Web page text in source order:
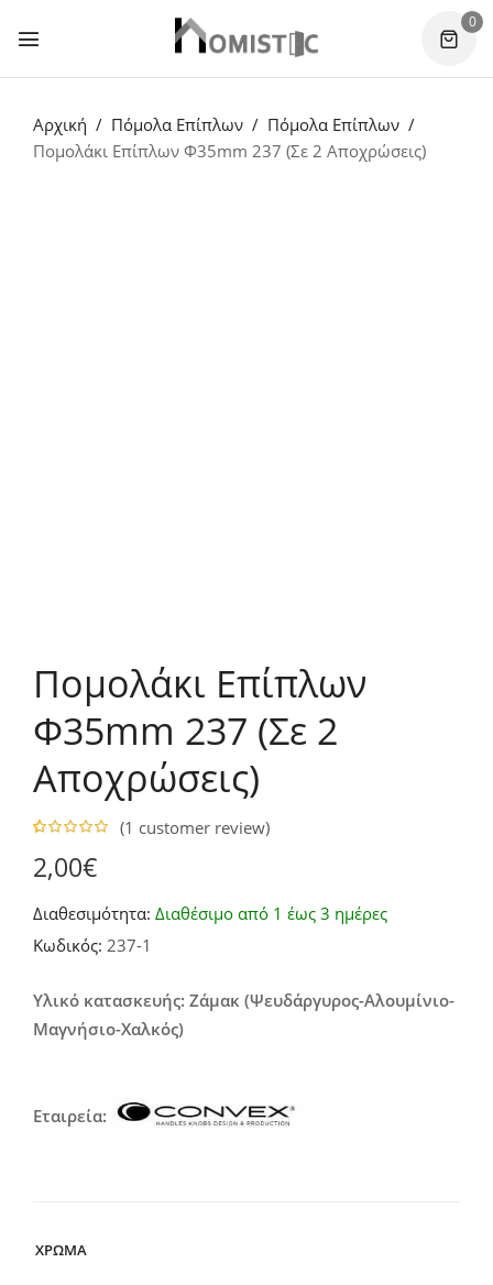
0
Αρχική Πόμολα Επίπλων
Πόμολα Επίπλων
Πομολάκι Επίπλων Φ35mm 237 (Σε 2 Αποχρώσεις)
Πομολάκι Επίπλων
Φ35mm 237 (Σε 2
Αποχρώσεις)
based on
customer
(1 customer review)
2,00€
Διαθεσιμότητα: Διαθέσιμο από 1 έως 3 ημέρες
Κωδικός: 237-1
Υλικό κατασκευής: Ζάμακ (Ψευδάργυρος-Αλουμίνιο-
Μαγνήσιο-Χαλκός)
Εταιρεία:
ΧΡΩΜΑ